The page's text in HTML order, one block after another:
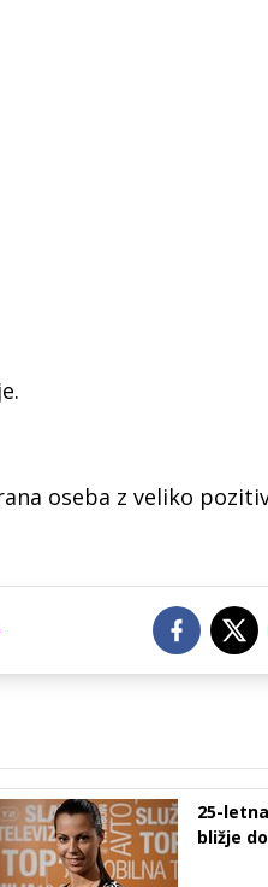
oseba z veliko
25-
bližje